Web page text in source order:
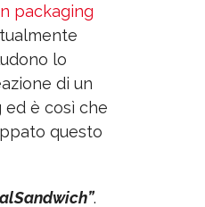
packaging
lo
di un
ed è così che
questo
.